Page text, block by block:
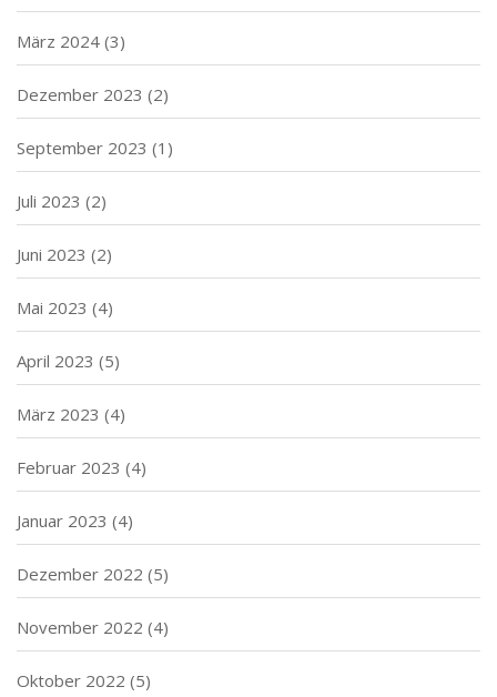
März 2024 (3)
Dezember 2023 (2)
September 2023 (1)
Juli 2023 (2)
Juni 2023 (2)
Mai 2023 (4)
April 2023 (5)
März 2023 (4)
Februar 2023 (4)
Januar 2023 (4)
Dezember 2022 (5)
November 2022 (4)
Oktober 2022 (5)